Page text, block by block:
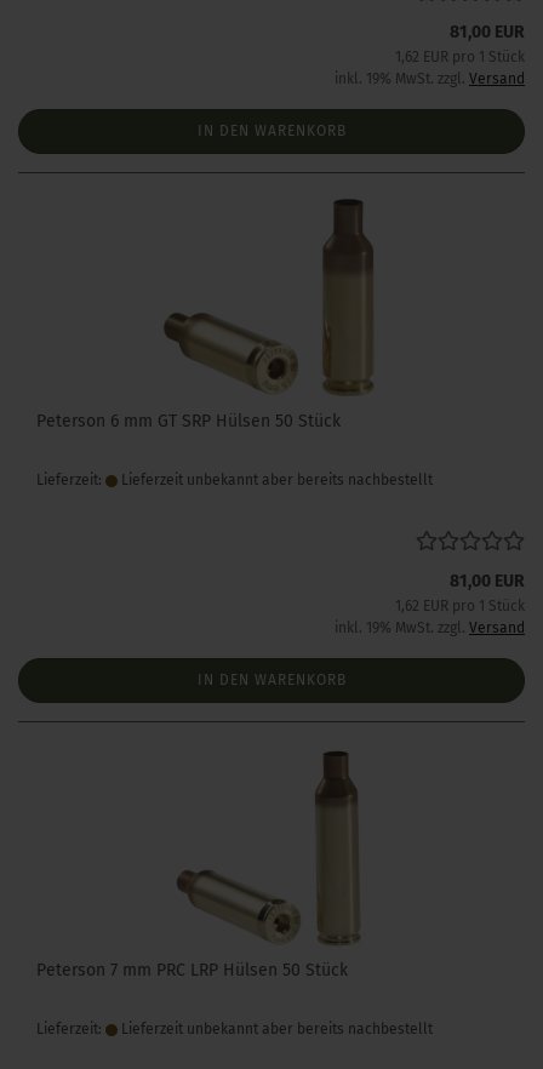
81,00 EUR
1,62 EUR pro 1 Stück
inkl. 19% MwSt. zzgl. Versand
IN DEN WARENKORB
Peterson 6 mm GT SRP Hülsen 50 Stück
Lieferzeit: Lieferzeit unbekannt aber bereits nachbestellt
81,00 EUR
1,62 EUR pro 1 Stück
inkl. 19% MwSt. zzgl. Versand
IN DEN WARENKORB
Peterson 7 mm PRC LRP Hülsen 50 Stück
Lieferzeit: Lieferzeit unbekannt aber bereits nachbestellt